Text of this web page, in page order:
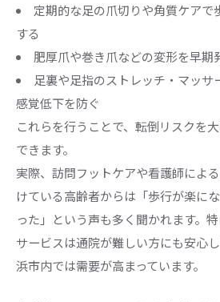
は
高齢者フットケアで歩行
体策
高齢者フットケアは転倒
注意点
高齢者フットケアと筋力
介
フットケアが歩行不安を解
秘訣
定期的な足の爪切りや角質ケアで
する
肥厚爪や巻き爪などの変形を早期
足裏や足指のストレッチ・マッサ
感覚低下を防ぐ
これらを行うことで、転倒リスクを
できます。
実際、訪問フットケアや看護師によ
けている高齢者からは「歩行が楽に
った」という声も多く聞かれます。
サービスは通院が難しい方にも安心
浜市内では需要が高まっています。